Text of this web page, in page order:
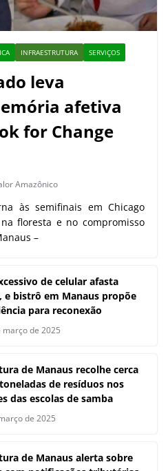
INFRAESTRUTURA SERVIÇOS
leva
afetiva
for Change
Amazônico
às semifinais em Chicago
floresta e no compromisso
–
de celular afasta
e bistrô em Manaus propõe
para reconexão
março de 2025
de Manaus recolhe cerca
de resíduos nos
das escolas de samba
de 2025
de Manaus alerta sobre